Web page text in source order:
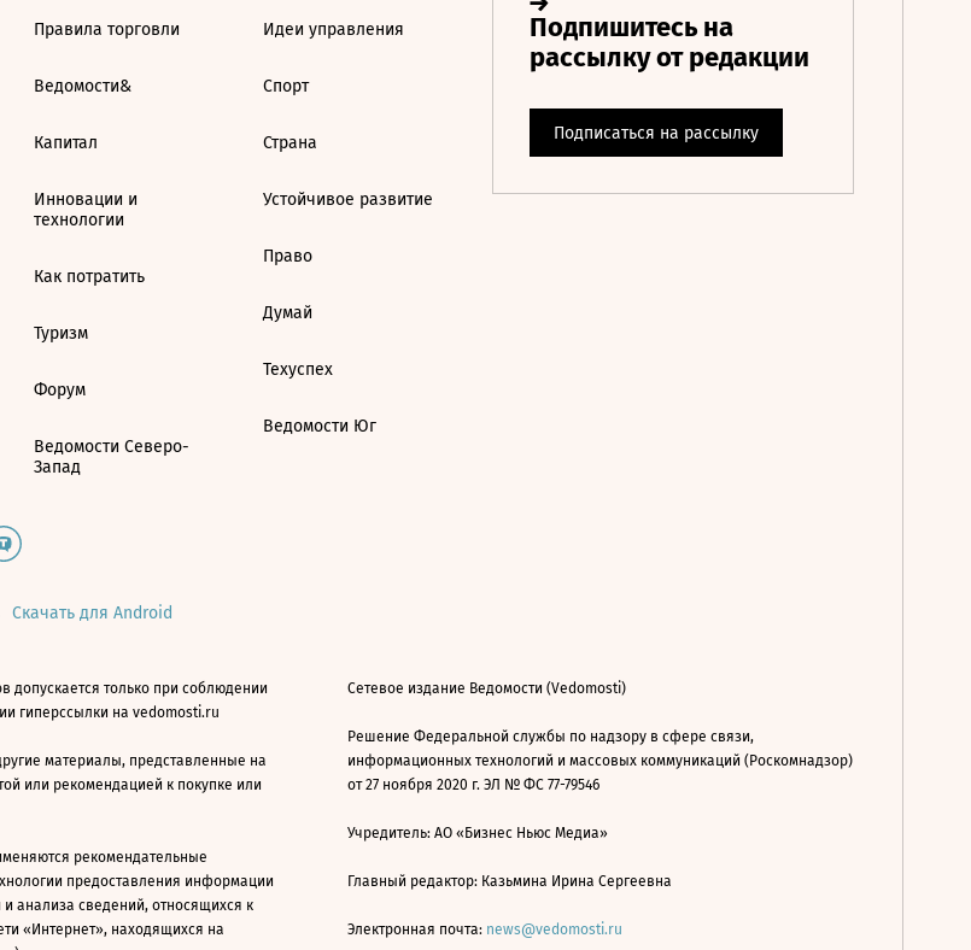
Правила торговли
Ведомости&
Капитал
Инновации и
технологии
Как потратить
Туризм
Форум
Ведомости Северо-
Запад
Идеи управления
Спорт
Страна
Устойчивое развитие
Право
Думай
Техуспех
Ведомости Юг
Скачать для Android
допускается только при соблюдении
гиперссылки на vedomosti.ru
материалы, представленные на
или рекомендацией к покупке или
рекомендательные
предоставления информации
анализа сведений, относящихся к
«Интернет», находящихся на
Сетевое издание Ведомости (Vedomosti)
Решение Федеральной службы по надзору в сфере связи,
информационных технологий и массовых коммуникаций (Роскомнадзор)
от 27 ноября 2020 г. ЭЛ № ФС 77-79546
Учредитель: АО «Бизнес Ньюс Медиа»
Главный редактор: Казьмина Ирина Сергеевна
Электронная почта: news@vedomosti.ru